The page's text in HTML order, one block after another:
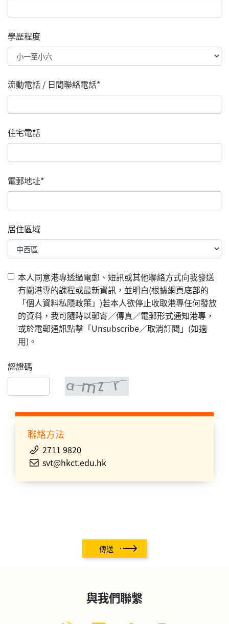
學歷程度
流動電話 / 日間聯絡電話*
住宅電話
電郵地址*
居住區域
本人同意港專透過電郵、短訊或其他聯絡方式向我發送
有關港專的課程或最新資訊，並明白(根據網頁底部的
「個人資料私隱政策」)若本人欲停止收取港專任何發放
的資料，我可隨時以郵寄／傳真／電郵形式通知港專，
或於電郵通訊點擊「Unsubscribe／取消訂閱」(如適
用)。
認證碼
聯絡方法
2711 9820
svt@hkct.edu.hk
傳送
與我們聯繫